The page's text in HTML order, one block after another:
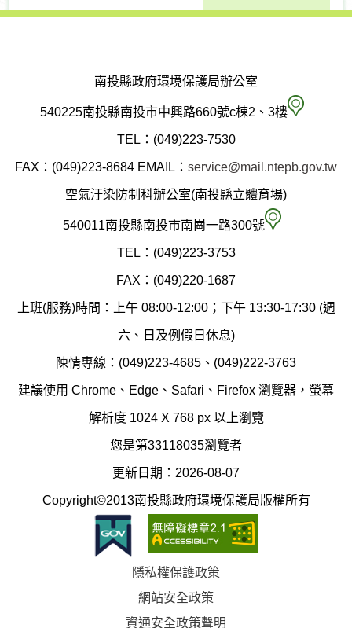
南投縣政府環境保護局辦公室
540225南投縣南投市中興路660號c棟2、3樓 南
縣
保
局
圖
TEL：(049)223-7530
FAX：(049)223-8684 EMAIL： service@mail.ntepb.gov.tw
空氣汙染防制科辦公室(南投縣立體育場)
540011南投縣南投市南崗一路300號 空
染
制
科
(南
TEL：(049)223-3753
FAX：(049)220-1687
上班(服務)時間：上午 08:00-12:00；下午 13:30-17:30 (週
六、日及例假日休息)
陳情專線：(049)223-4685、(049)222-3763
建議使用 Chrome、Edge、Safari、Firefox 瀏覽器，螢幕
解析度 1024 X 768 px 以上瀏覽
您是第33118035瀏覽者
更新日期：2026-08-07
Copyright©2013南投縣政府環境保護局版權所有
隱私權保護政策
網站安全政策
資通安全政策聲明